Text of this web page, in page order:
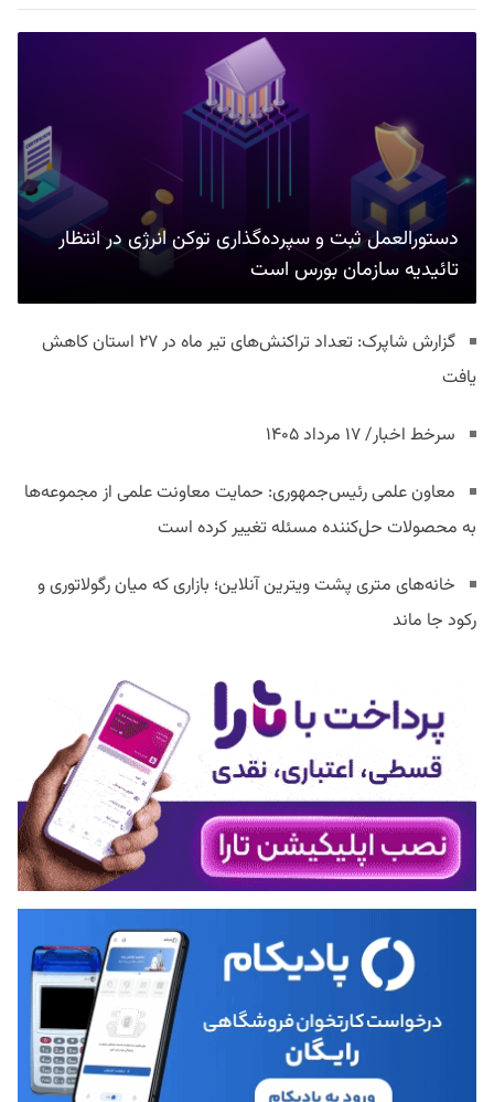
دستورالعمل ثبت و سپرده‌گذاری توکن انرژی در انتظار
تائیدیه سازمان بورس است
گزارش شاپرک: تعداد تراکنش‌های تیر ماه در ۲۷ استان‌ کاهش
یافت
سرخط اخبار/ ۱۷ مرداد ۱۴۰۵
معاون علمی رئیس‌جمهوری: حمایت معاونت علمی از مجموعه‌ها
به محصولات حل‌کننده مسئله تغییر کرده است
خانه‌های متری پشت ویترین آنلاین؛ بازاری که میان رگولاتوری و
رکود جا ماند